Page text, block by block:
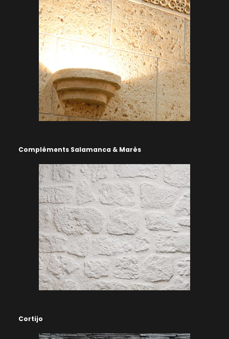
Compléments Salamanca & Marès
Cortijo